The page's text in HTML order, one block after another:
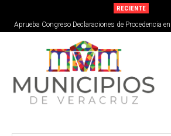
RECIENTE
Aprueba Congreso Declaraciones de Procedencia